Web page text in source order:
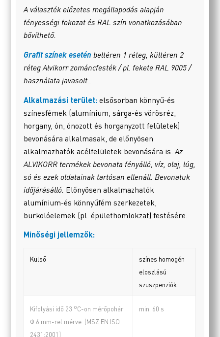
A választék előzetes megállapodás alapján
fényességi fokozat és RAL szín vonatkozásában
bővíthető.
Grafit színek esetén beltéren 1 réteg, kültéren 2
réteg Alvikorr zománcfesték / pl. fekete RAL 9005 /
használata javasolt..
Alkalmazási terület: elsősorban könnyű-és
színesfémek (alumínium, sárga-és vörösréz,
horgany, ón, ónozott és horganyzott felületek)
bevonására alkalmasak, de előnyösen
alkalmazhatók acélfelületek bevonására is.Az
ALVIKORR termékek bevonata fényálló, víz, olaj, lúg,
só és ezek oldatainak tartósan ellenáll. Bevonatuk
időjárásálló. Előnyösen alkalmazhatók
alumínium-és könnyűfém szerkezetek,
burkolóelemek (pl. épülethomlokzat) festésére.
Minőségi jellemzők:
Külső
színes homogén
eloszlású
szuszpenziók
Kifolyási idő 23 oC-on mérőpohár
Φ 6 mm-rel mérve (MSZ EN ISO
2431:2001)
min. 60 s